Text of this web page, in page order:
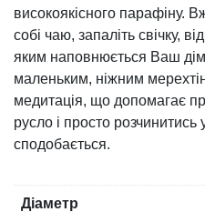
високоякісного парафіну.
собі чаю, запаліть свічку,
яким наповнюється Ваш дім
маленьким, ніжним
медитація, що допомагає
русло і просто
сподобається.
Діаметр